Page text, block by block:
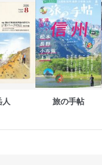
人 旅の手帖